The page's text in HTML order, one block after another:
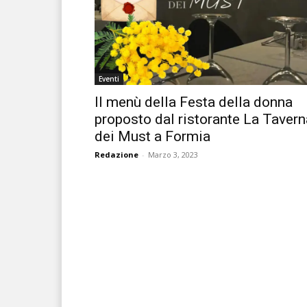
Eventi
Il menù della Festa della donna
proposto dal ristorante La
dei Must a Formia
Redazione - Marzo 3, 2023